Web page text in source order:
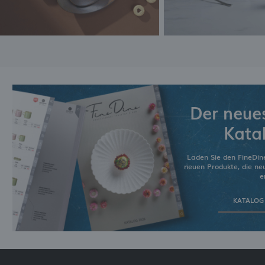
Der
Laden Sie den
neuen Produkte, die